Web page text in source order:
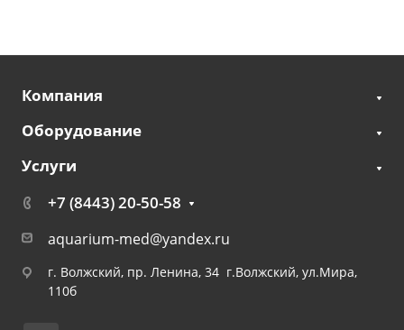
Компания
Оборудование
Услуги
+7 (8443) 20-50-58
aquarium-med@yandex.ru
г. Волжский, пр. Ленина, 34 г.Волжский, ул.Мира,
110б